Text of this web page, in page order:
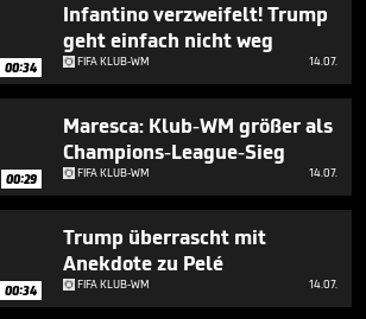
00:34
Infantino verzweifelt! Trump
geht einfach nicht weg
FIFA KLUB-WM 14.07.
00:29
Maresca: Klub-WM größer als
Champions-League-Sieg
FIFA KLUB-WM 14.07.
00:34
Trump überrascht mit
Anekdote zu Pelé
FIFA KLUB-WM 14.07.